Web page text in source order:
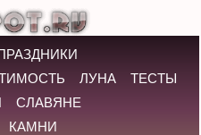
ЛУНА
ТЕСТЫ
СЛАВЯНЕ
КАМНИ